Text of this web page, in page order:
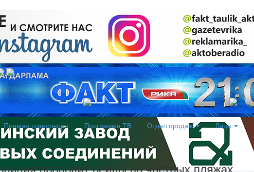
Прямая трансляция Программа ТВ Отдел продаж Лица
проводит рейды на частных пляжах